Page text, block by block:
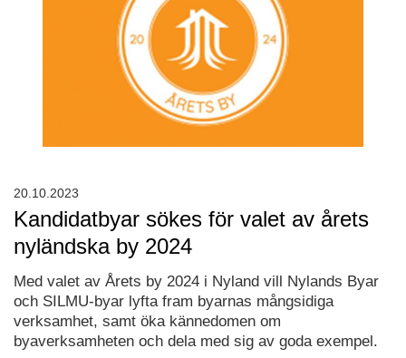
Kandidatbyar sökes för valet av årets
nyländska by 2024
Med valet av Årets by 2024 i Nyland vill Nylands Byar
och SILMU-byar lyfta fram byarnas mångsidiga
verksamhet, samt öka kännedomen om
byaverksamheten och dela med sig av goda exempel.
20.10.2023